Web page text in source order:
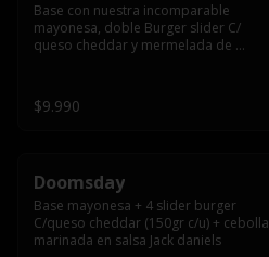
Base con nuestra incomparable
mayonesa, doble Burger slider C/
queso cheddar y mermelada de
$9.990
Doomsday
Base mayonesa + 4 slider burger
C/queso cheddar (150gr c/u) + cebolla
marinada en salsa Jack daniels